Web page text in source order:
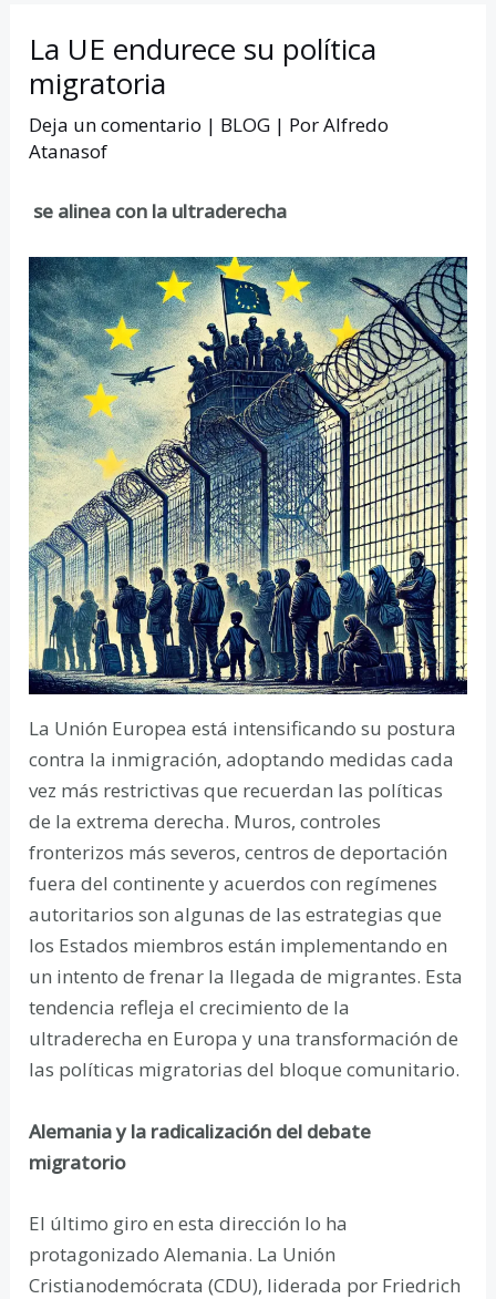
La UE endurece su política
migratoria
Deja un comentario | BLOG | PorAlfredo
Atanasof
se alinea con la ultraderecha
La Unión Europea está intensificando su postura
contra la inmigración, adoptando medidas cada
vez más restrictivas que recuerdan las políticas
de la extrema derecha. Muros, controles
fronterizos más severos, centros de deportación
fuera del continente y acuerdos con regímenes
autoritarios son algunas de las estrategias que
los Estados miembros están implementando en
un intento de frenar la llegada de migrantes. Esta
tendencia refleja el crecimiento de la
ultraderecha en Europa y una transformación de
las políticas migratorias del bloque comunitario.
Alemania y la radicalización del debate
migratorio
El último giro en esta dirección lo ha
protagonizado Alemania. La Unión
Cristianodemócrata (CDU), liderada por Friedrich